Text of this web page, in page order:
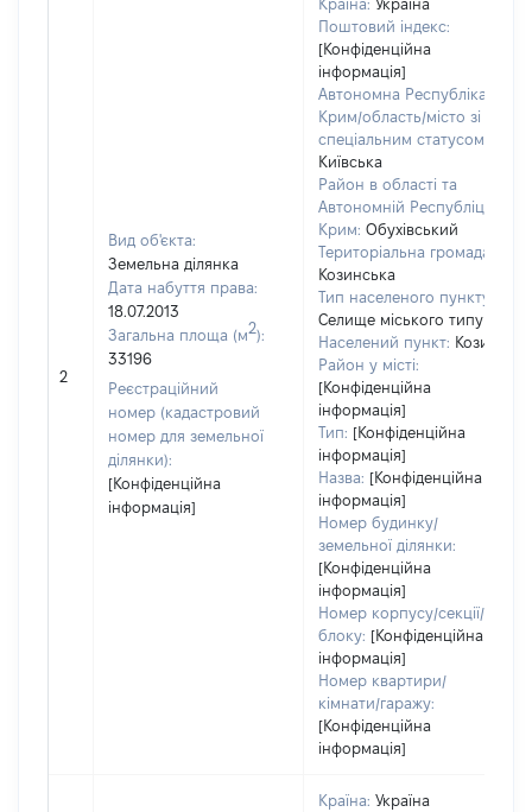
2
Вид об'єкта:
Земельна ділянка
Дата набуття права:
18.07.2013
Загальна площа (м2):
33196
Реєстраційний
номер (кадастровий
номер для земельної
ділянки):
[Конфіденційна
інформація]
Країна: Україна
Поштовий індекс:
[Конфіденційна
інформація]
Автономна Республіка
Крим/область/місто зі
спеціальним статусом:
Київська
Район в області та
Автономній Республіці
Крим: Обухівський
Територіальна громада:
Козинська
Тип населеного пункту:
Селище міського типу
Населений пункт: Козин
Район у місті:
[Конфіденційна
інформація]
Тип: [Конфіденційна
інформація]
Назва: [Конфіденційна
інформація]
Номер будинку/
земельної ділянки:
[Конфіденційна
інформація]
Номер корпусу/секції/
блоку: [Конфіденційна
інформація]
Номер квартири/
кімнати/гаражу:
[Конфіденційна
інформація]
Країна: Україна